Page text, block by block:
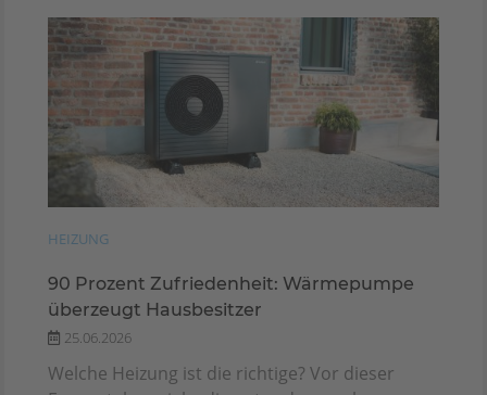
HEIZUNG
90 Prozent Zufriedenheit: Wärmepumpe
überzeugt Hausbesitzer
25.06.2026
Welche Heizung ist die richtige? Vor dieser